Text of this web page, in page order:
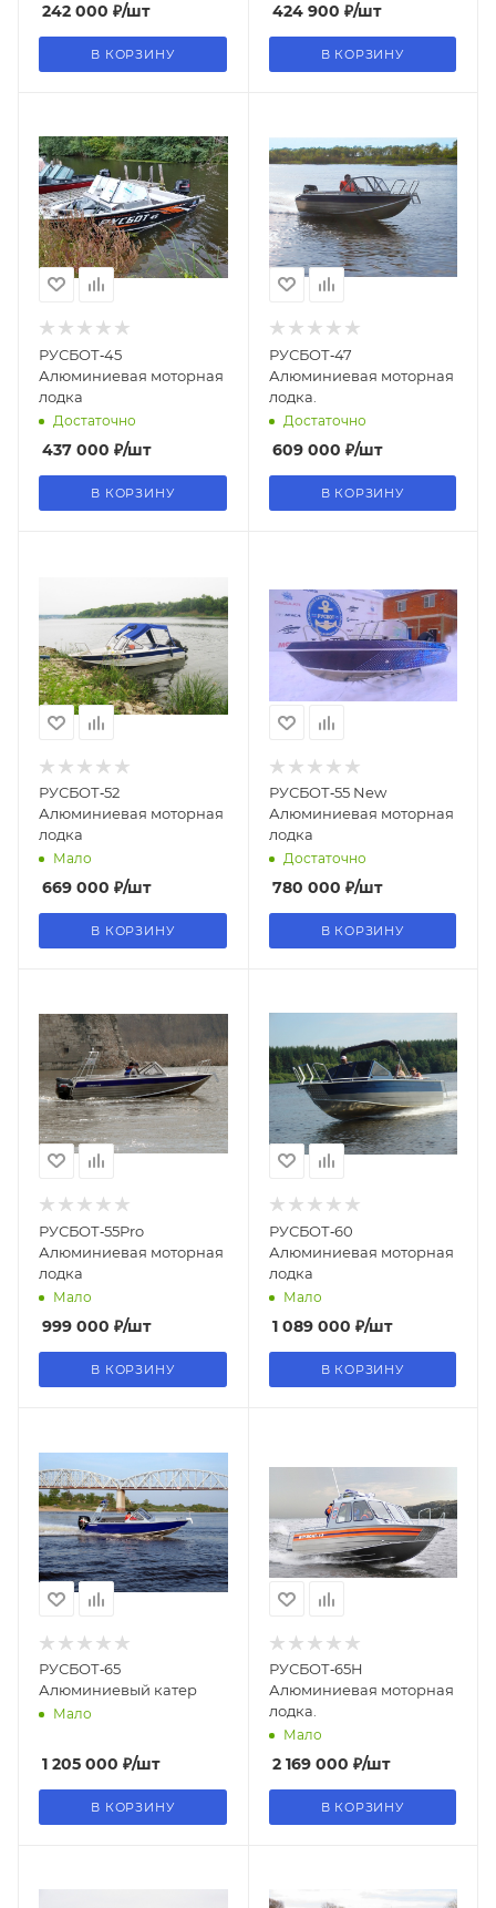
242 000 ₽/шт
В КОРЗИНУ
424 900 ₽/шт
В КОРЗИНУ
РУСБОТ‑45
Алюминиевая моторная
лодка
Достаточно
437 000 ₽/шт
В КОРЗИНУ
РУСБОТ‑47
Алюминиевая моторная
лодка.
Достаточно
609 000 ₽/шт
В КОРЗИНУ
РУСБОТ‑52
Алюминиевая моторная
лодка
Мало
669 000 ₽/шт
В КОРЗИНУ
РУСБОТ‑55 New
Алюминиевая моторная
лодка
Достаточно
780 000 ₽/шт
В КОРЗИНУ
РУСБОТ‑55Pro
Алюминиевая моторная
лодка
Мало
999 000 ₽/шт
В КОРЗИНУ
РУСБОТ‑60
Алюминиевая моторная
лодка
Мало
1 089 000 ₽/шт
В КОРЗИНУ
РУСБОТ‑65
Алюминиевый катер
Мало
1 205 000 ₽/шт
В КОРЗИНУ
РУСБОТ‑65H
Алюминиевая моторная
лодка.
Мало
2 169 000 ₽/шт
В КОРЗИНУ